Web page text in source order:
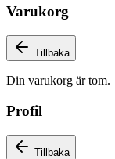
Varukorg
Tillbaka
Din varukorg är tom.
Profil
Tillbaka